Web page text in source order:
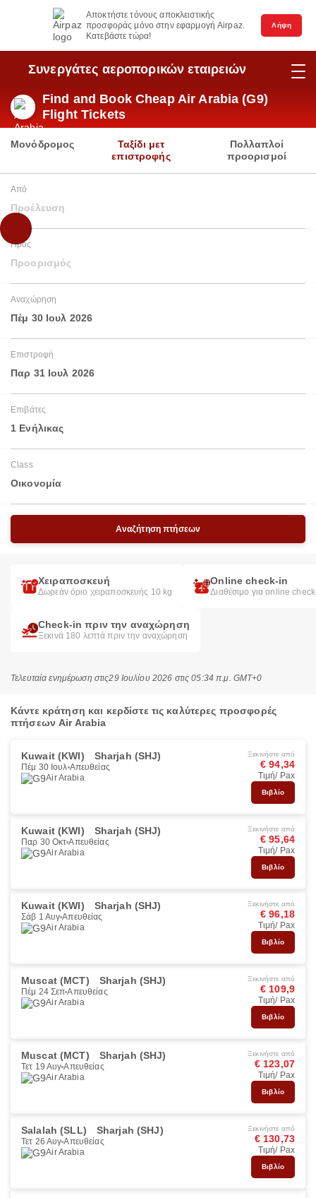
Αποκτήστε τόνους αποκλειστικής
προσφοράς μόνο στην εφαρμογή Airpaz.
Κατεβάστε τώρα!
Λήψη
Συνεργάτες αεροπορικών εταιρειών
Find and Book Cheap Air Arabia (G9)
Flight Tickets
Μονόδρομος
Ταξίδι μετ
επιστροφής
Πολλαπλοί
προορισμοί
Από
Προέλευση
Προς
Προορισμός
Αναχώρηση
Πέμ 30 Ιουλ 2026
Επιστροφή
Παρ 31 Ιουλ 2026
Επιβάτες
1 Ενήλικας
Class
Οικονομία
Αναζήτηση πτήσεων
Χειραποσκευή
Δωρεάν όριο χειραποσκευής 10 kg
Online check-in
Διαθέσιμο για online
Check-in πριν την αναχώρηση
Ξεκινά 180 λεπτά πριν την αναχώρηση
Τελευταία ενημέρωση στις29 Ιουλίου 2026 στις 05:34 π.μ. GMT+0
Κάντε κράτηση και κερδίστε τις καλύτερες προσφορές
πτήσεων Air Arabia
Kuwait (KWI) Sharjah (SHJ)
Πέμ 30 Ιουλ Απευθείας
Air Arabia
Ξεκινήστε από
€ 94,34
Τιμή/ Pax
Βιβλίο
Kuwait (KWI) Sharjah (SHJ)
Παρ 30 Οκτ Απευθείας
Air Arabia
Ξεκινήστε από
€ 95,64
Τιμή/ Pax
Βιβλίο
Kuwait (KWI) Sharjah (SHJ)
Σάβ 1 Αυγ Απευθείας
Air Arabia
Ξεκινήστε από
€ 96,18
Τιμή/ Pax
Βιβλίο
Muscat (MCT) Sharjah (SHJ)
Πέμ 24 Σεπ Απευθείας
Air Arabia
Ξεκινήστε από
€ 109,9
Τιμή/ Pax
Βιβλίο
Muscat (MCT) Sharjah (SHJ)
Τετ 19 Αυγ Απευθείας
Air Arabia
Ξεκινήστε από
€ 123,07
Τιμή/ Pax
Βιβλίο
Salalah (SLL) Sharjah (SHJ)
Τετ 26 Αυγ Απευθείας
Air Arabia
Ξεκινήστε από
€ 130,73
Τιμή/ Pax
Βιβλίο